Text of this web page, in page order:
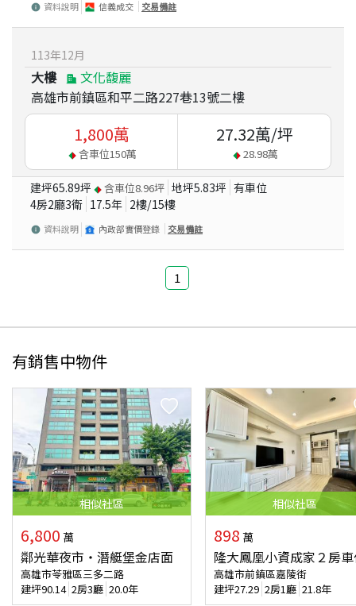
資料說明 信義成交 交易備註
113年12月
大樓
文化馥麗
高雄市前鎮區和平二路227巷13號二樓
1,800萬
含車位150萬
27.32萬/坪
28.98萬
建坪65.89坪 含車位8.96坪 地坪5.83坪 有車位
4房2廳3衛 17.5年 2樓/15樓
資料說明 內政部實價登錄 交易備註
1
有銷售中物件
相似社區
6,800 萬
鄰光華夜市‧潛艇堡金店面
高雄市苓雅區三多二路
建坪90.14 2房3廳 20.0年
相似社區
898 萬
隆大鳳凰小資成家２房
高雄市前鎮區嘉陵街
建坪27.29 2房1廳 21.8年